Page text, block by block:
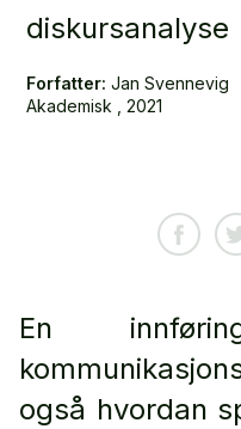
diskursanalyse
Forfatter: Jan Svennevig
Akademisk , 2021
En
også hvordan